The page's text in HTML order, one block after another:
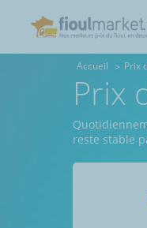
Accueil Prix
Prix
reste stable